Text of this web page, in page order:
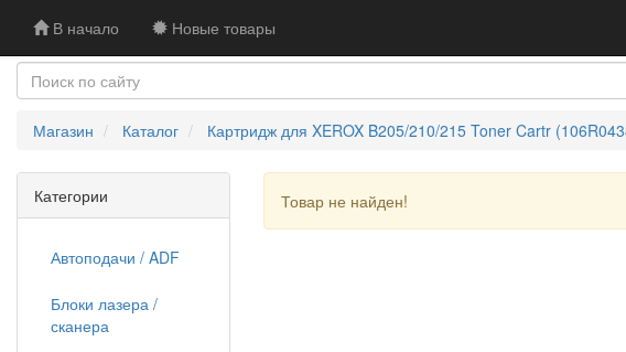
В начало Новые товары
Магазин Каталог Картридж для XEROX B205/210/215 Toner Cartr
Товар не найден!
Категории
Автоподачи / ADF
Блоки лазера /
сканера